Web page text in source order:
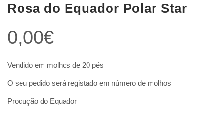
Rosa do Equador Polar Star
0,00€
Vendido em molhos de 20 pés
O seu pedido será registado em número de molhos
Produção do Equador